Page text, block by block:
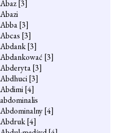
Abaz[3]
Abazi
Abba[3]
Abcas [3]
Abdank[3]
Abdankować [3]
Abderyta[3]
Abdhuci[3]
Abdimi[4]
abdominalis
Abdominalny[4]
Abdruk[4]